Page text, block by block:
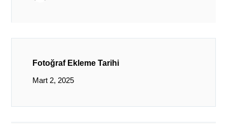
Fotoğraf Ekleme Tarihi
Mart 2, 2025